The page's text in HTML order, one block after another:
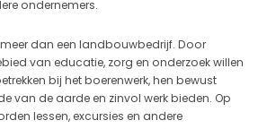
ondernemers.
dan een landbouwbedrijf. Door
van educatie, zorg en onderzoek willen
bij het boerenwerk, hen bewust
van de aarde en zinvol werk bieden. Op
lessen, excursies en andere